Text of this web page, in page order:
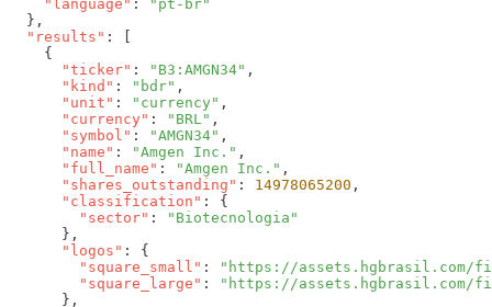
    "language"
:
  "results"
      "ticker"
: "B3:AMGN34"
      "kind"
: "bdr"
      "unit"
: "currency"
      "currency"
: "BRL"
      "symbol"
: "AMGN34"
      "name"
: "Amgen Inc."
      "full_name"
: "Amgen Inc."
      "shares_outstanding"
: 14978065200
      "classification"
        "sector"
:
      "logos"
        "square_small"
:
"https://assets.hgbrasil.com/
        "square_large"
: